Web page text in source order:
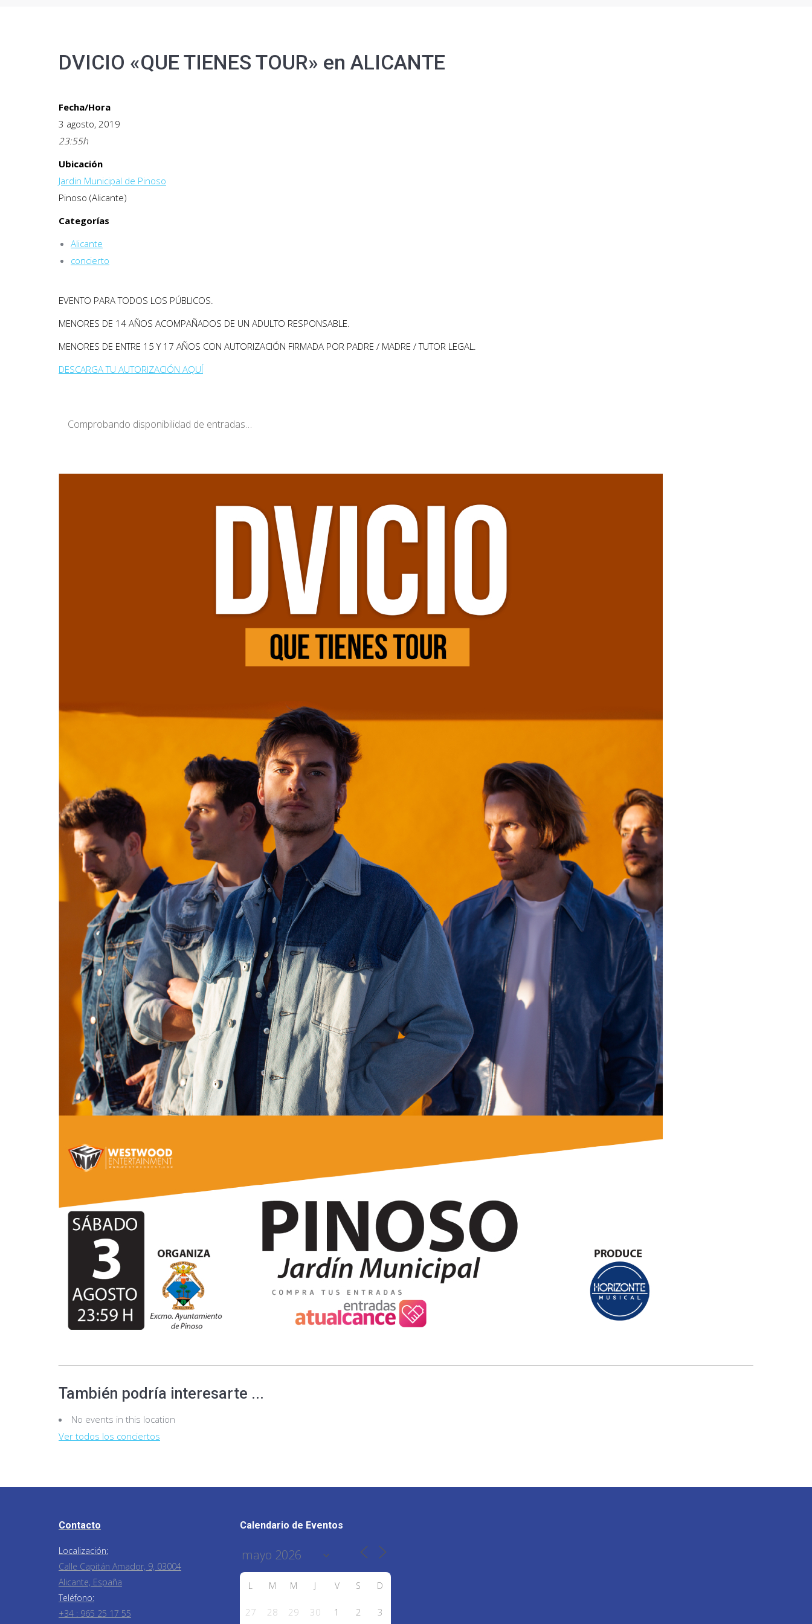
DVICIO «QUE TIENES TOUR» en ALICANTE
Fecha/Hora
3 agosto, 2019
23:55h
Ubicación
Jardin Municipal de Pinoso
Pinoso (Alicante)
Categorías
Alicante
concierto
EVENTO PARA TODOS LOS PÚBLICOS.
MENORES DE 14 AÑOS ACOMPAÑADOS DE UN ADULTO RESPONSABLE.
MENORES DE ENTRE 15 Y 17 AÑOS CON AUTORIZACIÓN FIRMADA POR PADRE / MADRE / TUTOR LEGAL.
DESCARGA TU AUTORIZACIÓN AQUÍ
Comprobando disponibilidad de entradas…
También podría interesarte ...
No events in this location
Ver todos los conciertos
Contacto
Localización:
Calle Capitán Amador, 9, 03004
Alicante, España
Teléfono:
+34 : 965 25 17 55
Calendario de Eventos
L M M J V S D
27 28 29 30 1 2 3